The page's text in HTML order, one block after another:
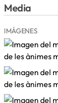
Media
IMÁGENES